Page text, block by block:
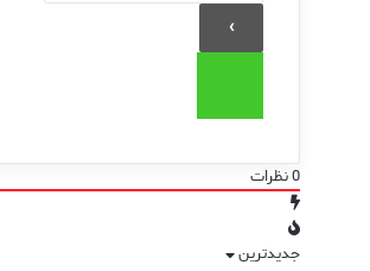
0نظرات
جدیدترین